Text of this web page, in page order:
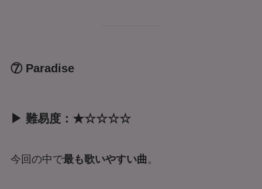
⑦ Paradise
▶ 難易度：★☆☆☆☆
今回の中で最も歌いやすい曲。